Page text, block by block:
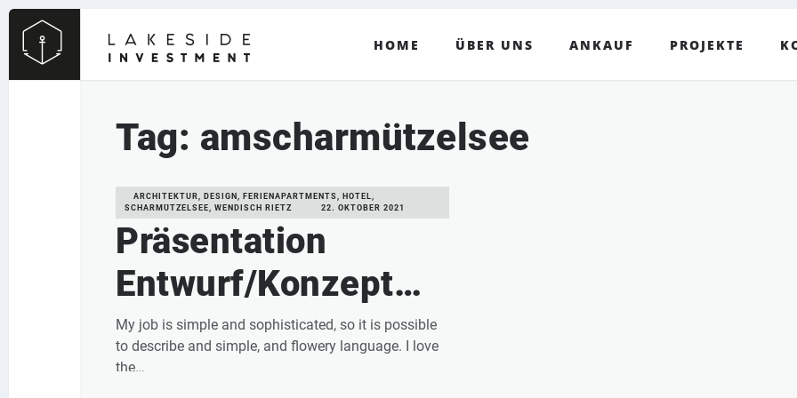
HOME ÜBER UNS ANKAUF PROJEKTE
Tag: amscharmützelsee
ARCHITEKTUR, DESIGN, FERIENAPARTMENTS, HOTEL,
SCHARMÜTZELSEE, WENDISCH RIETZ
22. OKTOBER 2021
Präsentation
Entwurf/Konzept
“Lakeside
Scharmützelsee”
My job is simple and sophisticated, so it is possible
to describe and simple, and flowery language. I love
the…